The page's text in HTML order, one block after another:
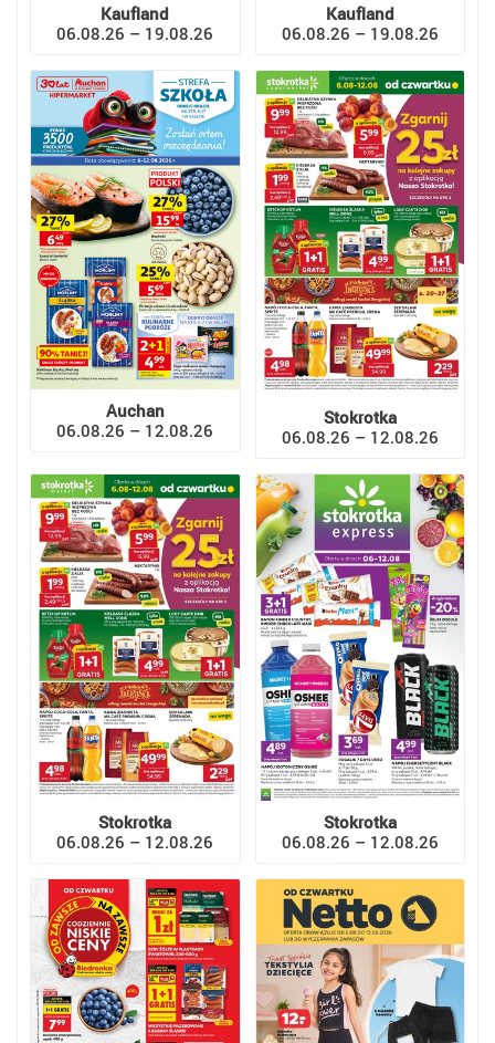
Kaufland
06.08.26 – 19.08.26
Kaufland
06.08.26 – 19.08.26
Auchan
06.08.26 – 12.08.26
Stokrotka
06.08.26 – 12.08.26
Stokrotka
06.08.26 – 12.08.26
Stokrotka
06.08.26 – 12.08.26